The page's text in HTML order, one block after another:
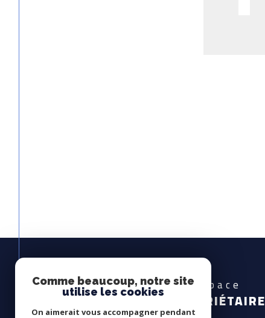
Espace
PROPRIÉTAIRE
Comme beaucoup, notre site
utilise les cookies
On aimerait vous accompagner pendant